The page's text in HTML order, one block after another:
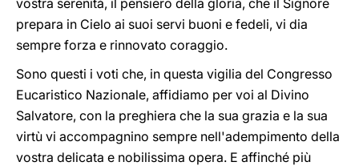
vostra serenità, il pensiero della gloria, che il Signore
prepara in Cielo ai suoi servi buoni e fedeli, vi dia
sempre forza e rinnovato coraggio.
Sono questi i voti che, in questa vigilia del Congresso
Eucaristico Nazionale, affidiamo per voi al Divino
Salvatore, con la preghiera che la sua grazia e la sua
virtù vi accompagnino sempre nell'adempimento della
vostra delicata e nobilissima opera. E affinché più